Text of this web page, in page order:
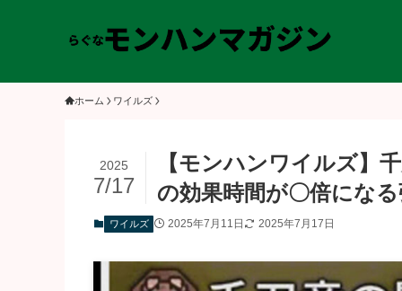
ホーム ワイルズ
【モンハンワイルズ】
の効果時間が〇倍にな
2025
7/17
ワイルズ 2025年7月11日 2025年7月17日